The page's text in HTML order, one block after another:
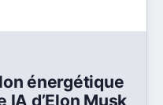
énergétique
d’Elon Musk